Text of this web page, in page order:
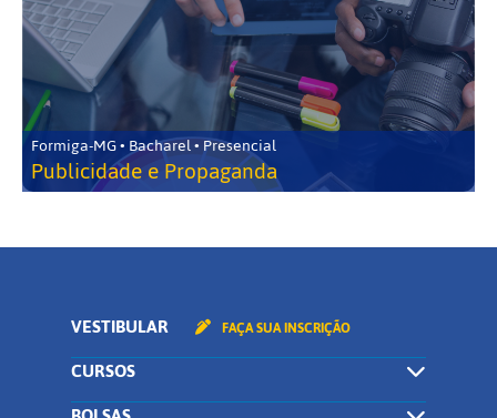
Formiga-MG • Bacharel • Presencial
Publicidade e Propaganda
VESTIBULAR FAÇA SUA INSCRIÇÃO
CURSOS